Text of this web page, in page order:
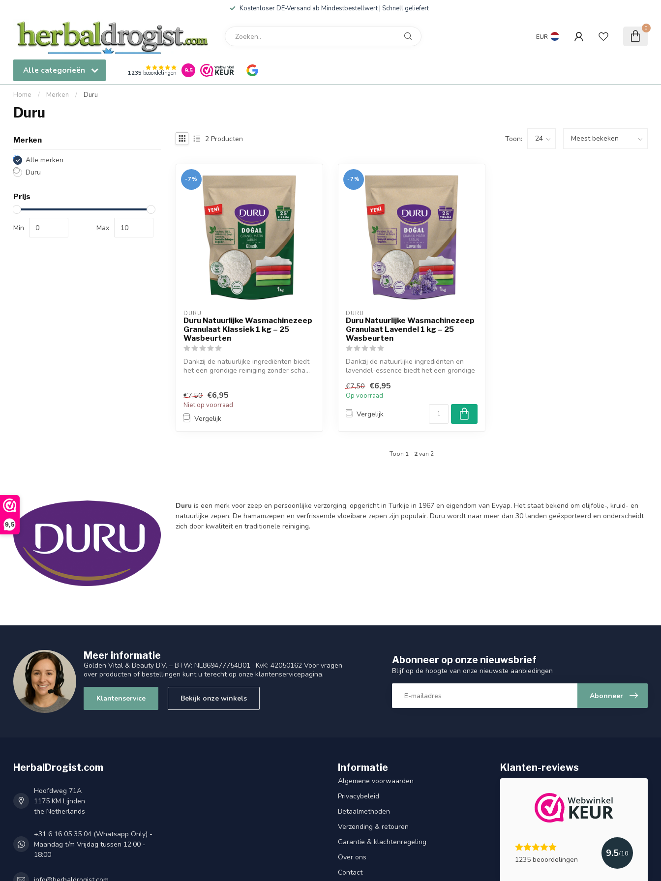
9,5
Kostenloser DE-Versand ab Mindestbestellwert | Schnell geliefert
EUR
0
Alle categorieën 1235 beoordelingen 9.5
Home / Merken / Duru
Duru
Merken
Alle merken
Duru
Prijs
Min Max
2 Producten Toon:
-7%
DURU
Duru Natuurlijke Wasmachinezeep
Granulaat Klassiek 1 kg – 25
Wasbeurten
Dankzij de natuurlijke ingrediënten biedt
het een grondige reiniging zonder scha...
€7,50 €6,95
Niet op voorraad
Vergelijk
-7%
DURU
Duru Natuurlijke Wasmachinezeep
Granulaat Lavendel 1 kg – 25
Wasbeurten
Dankzij de natuurlijke ingrediënten en
lavendel-essence biedt het een grondige
€7,50 €6,95
Op voorraad
Vergelijk
Toon 1 - 2van 2
Duru is een merk voor zeep en persoonlijke verzorging, opgericht in Turkije in 1967 en eigendom van Evyap. Het staat bekend om olijfolie-, kruid- en
natuurlijke zepen. De hamamzepen en verfrissende vloeibare zepen zijn populair. Duru wordt naar meer dan 30 landen geëxporteerd en onderscheidt
zich door kwaliteit en traditionele reiniging.
Meer informatie
Golden Vital & Beauty B.V. – BTW: NL869477754B01 · KvK: 42050162 Voor vragen
over producten of bestellingen kunt u terecht op onze klantenservicepagina.
Klantenservice Bekijk onze winkels
Abonneer op onze nieuwsbrief
Blijf op de hoogte van onze nieuwste aanbiedingen
Abonneer
HerbalDrogist.com
Hoofdweg 71A
1175 KM Lijnden
the Netherlands
+31 6 16 05 35 04 (Whatsapp Only) -
Maandag t/m Vrijdag tussen 12:00 -
18:00
Informatie
Algemene voorwaarden
Privacybeleid
Betaalmethoden
Verzending & retouren
Garantie & klachtenregeling
Over ons
Contact
Klanten-reviews
1235 beoordelingen
9.5/10